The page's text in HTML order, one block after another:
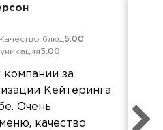
Качество блюд5.00
5.00
за
Кейтеринга
Очень
качество